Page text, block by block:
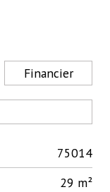
Financier
75014
29 m²